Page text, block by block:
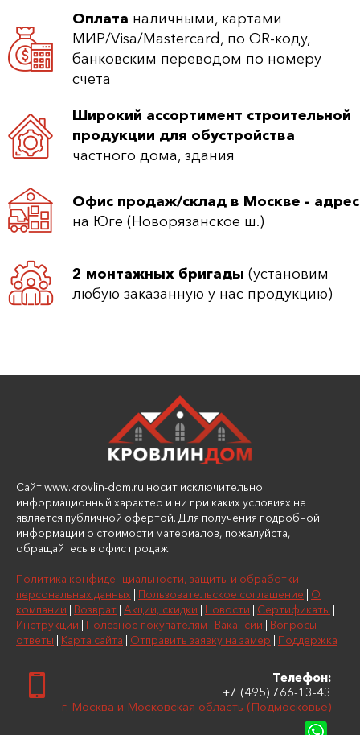
Оплата наличными, картами
МИР/Visa/Mastercard, по QR-коду,
банковским переводом по номеру
счета
Широкий ассортимент строительной
продукции для обустройства
частного дома, здания
Офис продаж/склад в Москве - адрес
на Юге (Новорязанское ш.)
2 монтажных бригады (установим
любую заказанную у нас продукцию)
Сайт www.krovlin-dom.ru носит исключительно
информационный характер и ни при каких условиях не
является публичной офертой. Для получения подробной
информации о стоимости материалов, пожалуйста,
обращайтесь в офис продаж.
Политика конфиденциальности, защиты и обработки
персональных данных
Пользовательское соглашение
О
компании
Возврат Акции, скидки Новости Сертификаты
Инструкции
Полезное покупателям Вакансии
Вопросы-
ответы
Карта сайта Отправить заявку на замер Поддержка
Телефон:
+7 (495) 766-13-43
г. Москва и Московская область (Подмосковье)